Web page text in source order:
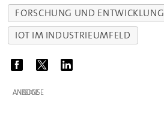
FORSCHUNG UND ENTWICKLUNG
IOT IM INDUSTRIEUMFELD
ANZEIGE